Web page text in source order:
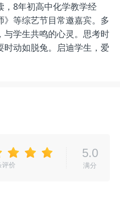
，8年初高中化学教学经
》等综艺节目常邀嘉宾。多
与学生共鸣的心灵。思考时
时动如脱兔。启迪学生，爱
评价
5.0
满分